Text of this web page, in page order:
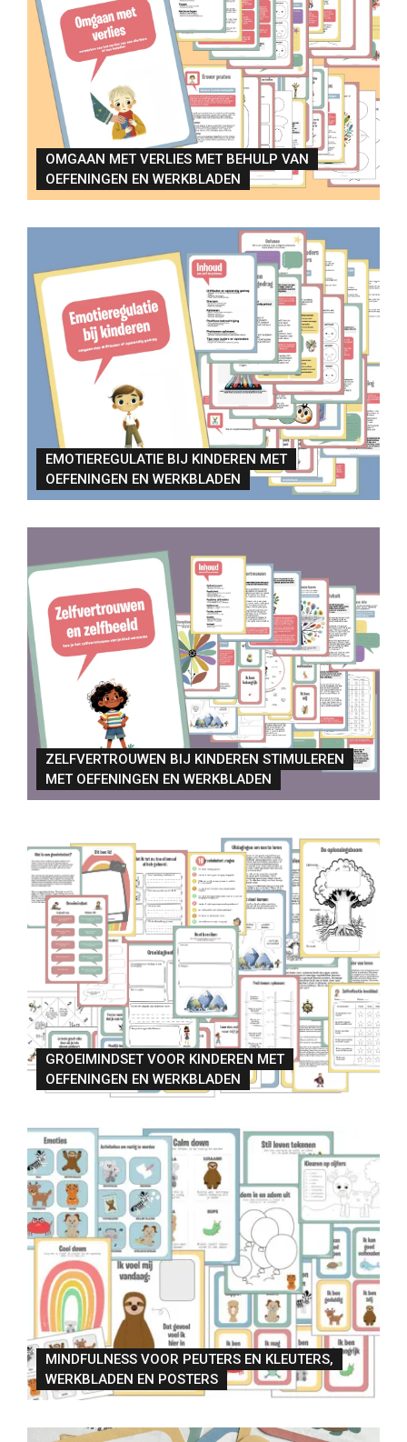
OMGAAN MET VERLIES MET BEHULP VAN
OEFENINGEN EN WERKBLADEN
EMOTIEREGULATIE BIJ KINDEREN MET
OEFENINGEN EN WERKBLADEN
ZELFVERTROUWEN BIJ KINDEREN STIMULEREN
MET OEFENINGEN EN WERKBLADEN
GROEIMINDSET VOOR KINDEREN MET
OEFENINGEN EN WERKBLADEN
MINDFULNESS VOOR PEUTERS EN KLEUTERS,
WERKBLADEN EN POSTERS